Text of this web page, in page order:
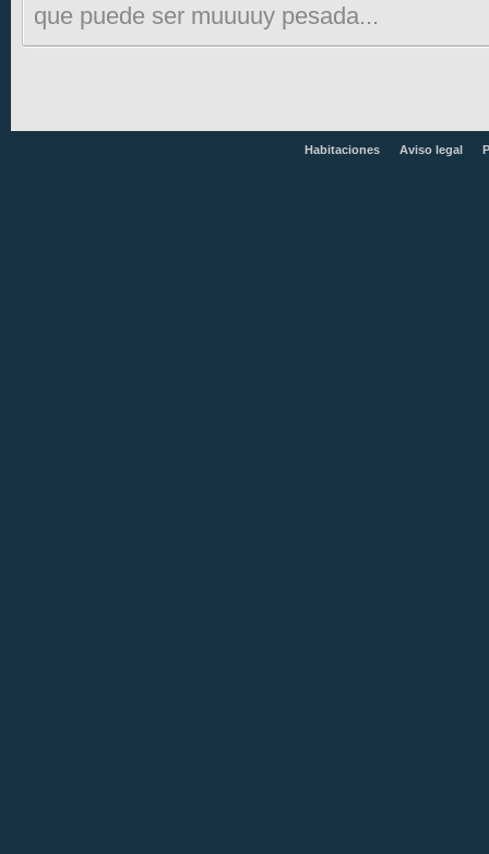
que puede ser muuuuy pesada...
Habitaciones Aviso legal